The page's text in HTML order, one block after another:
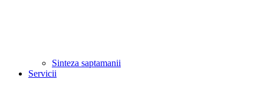
Sinteza saptamanii
Servicii